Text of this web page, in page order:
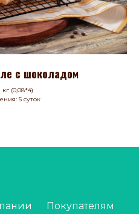
с шоколадом
кг (0,08*4)
5 суток
Покупателям